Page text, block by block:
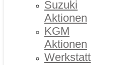
Suzuki
Aktionen
KGM
Aktionen
Werkstatt